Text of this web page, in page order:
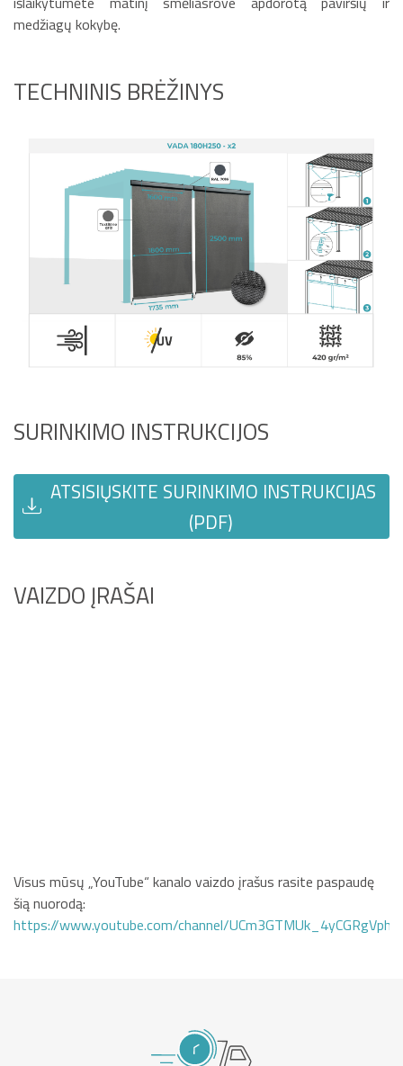
medžiagų kokybę.
TECHNINIS BRĖŽINYS
SURINKIMO INSTRUKCIJOS
ATSISIŲSKITE SURINKIMO INSTRUKCIJAS
(PDF)
VAIZDO ĮRAŠAI
Visus mūsų „YouTube“ kanalo vaizdo įrašus rasite paspaudę
šią nuorodą:
https://www.youtube.com/channel/